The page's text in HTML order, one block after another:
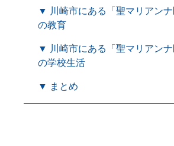
▼ 川崎市にある「聖マリアンナ
の教育
▼ 川崎市にある「聖マリアンナ
の学校生活
▼ まとめ